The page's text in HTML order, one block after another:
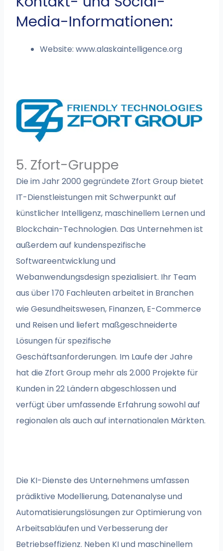
Media-Informationen:
Website: www.alaskaintelligence.org
5. Zfort-Gruppe
Die im Jahr 2000 gegründete Zfort Group bietet
IT-Dienstleistungen mit Schwerpunkt auf
künstlicher Intelligenz, maschinellem Lernen und
Blockchain-Technologien. Das Unternehmen ist
außerdem auf kundenspezifische
Softwareentwicklung und
Webanwendungsdesign spezialisiert. Ihr Team
aus über 170 Fachleuten arbeitet in Branchen
wie Gesundheitswesen, Finanzen, E-Commerce
und Reisen und liefert maßgeschneiderte
Lösungen für spezifische
Geschäftsanforderungen. Im Laufe der Jahre
hat die Zfort Group mehr als 2.000 Projekte für
Kunden in 22 Ländern abgeschlossen und
verfügt über umfassende Erfahrung sowohl auf
regionalen als auch auf internationalen Märkten.
Die KI-Dienste des Unternehmens umfassen
prädiktive Modellierung, Datenanalyse und
Automatisierungslösungen zur Optimierung von
Arbeitsabläufen und Verbesserung der
Betriebseffizienz. Neben KI und maschinellem